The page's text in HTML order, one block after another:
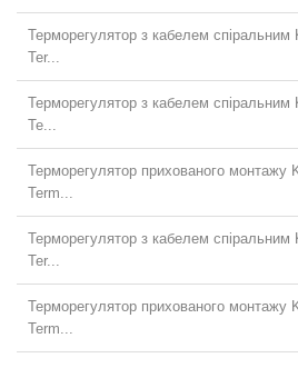
Терморегулятор з кабелем спіральним
Ter...
Терморегулятор з кабелем спіральним
Te...
Терморегулятор прихованого монтажу
Term...
Терморегулятор з кабелем спіральним
Ter...
Терморегулятор прихованого монтажу
Term...